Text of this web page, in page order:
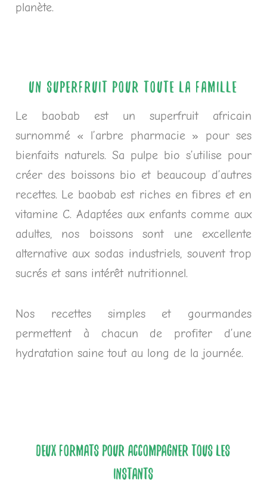
planète.
UN SUPERFRUIT POUR TOUTE LA FAMILLE
Le baobab est un superfruit africain
surnommé « l’arbre pharmacie » pour ses
bienfaits naturels. Sa pulpe bio s’utilise pour
créer des boissons bio et beaucoup d’autres
recettes. Le baobab est riches en fibres et en
vitamine C. Adaptées aux enfants comme aux
adultes, nos boissons sont une excellente
alternative aux sodas industriels, souvent trop
sucrés et sans intérêt nutritionnel.
Nos recettes simples et gourmandes
permettent à chacun de profiter d’une
hydratation saine tout au long de la journée.
DEUX FORMATS POUR ACCOMPAGNER TOUS LES
INSTANTS